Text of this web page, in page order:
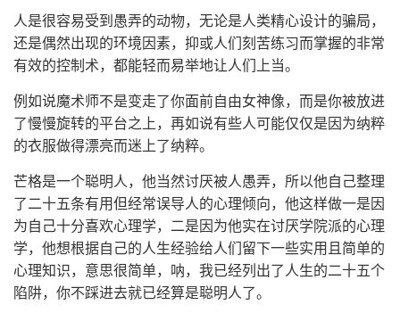
人是很容易受到愚弄的动物，无论是人类精心设计的骗局，
还是偶然出现的环境因素，抑或人们刻苦练习而掌握的非常
有效的控制术，都能轻而易举地让人们上当。
例如说魔术师不是变走了你面前自由女神像，而是你被放进
了慢慢旋转的平台之上，再如说有些人可能仅仅是因为纳粹
的衣服做得漂亮而迷上了纳粹。
芒格是一个聪明人，他当然讨厌被人愚弄，所以他自己整理
了二十五条有用但经常误导人的心理倾向，他这样做一是因
为自己十分喜欢心理学，二是因为他实在讨厌学院派的心理
学，他想根据自己的人生经验给人们留下一些实用且简单的
心理知识，意思很简单，呐，我已经列出了人生的二十五个
陷阱，你不踩进去就已经算是聪明人了。